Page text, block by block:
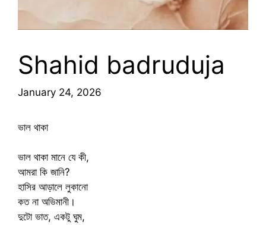
Shahid badruduja
January 24, 2026
ভাল থাকা
ভাল থাকা মানে যে কী,
আমরা কি জানি?
হাসির আড়ালে লুকানো
কত না অভিমানী।
দুটো ভাত, একটু ঘুম,